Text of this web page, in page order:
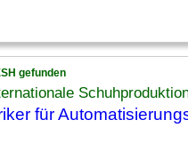
gefunden
für